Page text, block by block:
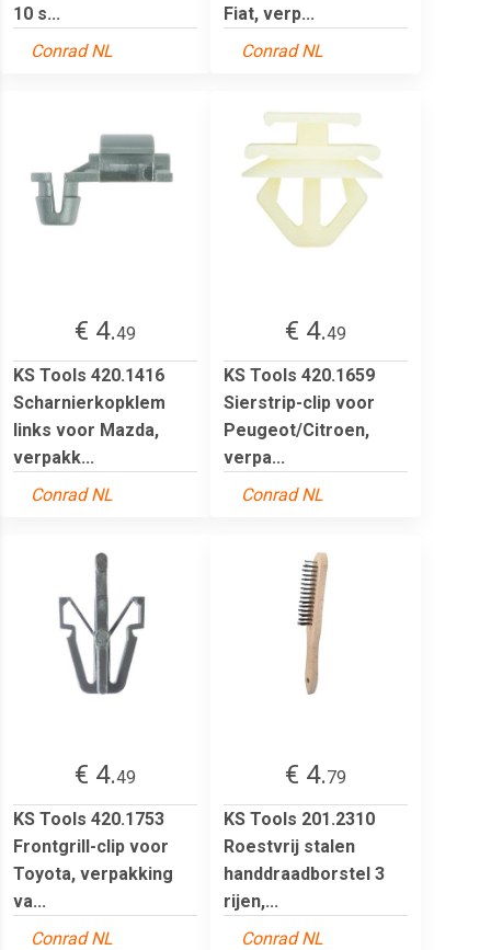
10 s...
Conrad NL
Fiat, verp...
Conrad NL
€ 4.49
KS Tools 420.1416
Scharnierkopklem
links voor Mazda,
verpakk...
Conrad NL
€ 4.49
KS Tools 420.1659
Sierstrip-clip voor
Peugeot/Citroen,
verpa...
Conrad NL
€ 4.49
KS Tools 420.1753
Frontgrill-clip voor
Toyota, verpakking
va...
Conrad NL
€ 4.79
KS Tools 201.2310
Roestvrij stalen
handdraadborstel 3
rijen,...
Conrad NL